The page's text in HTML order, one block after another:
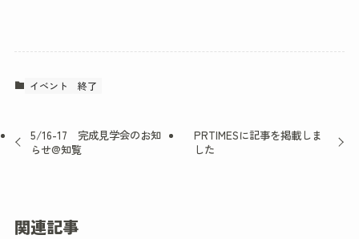
イベント 終了
5/16-17 完成見学会のお知
らせ@知覧
PRTIMESに記事を掲載しま
した
関連記事